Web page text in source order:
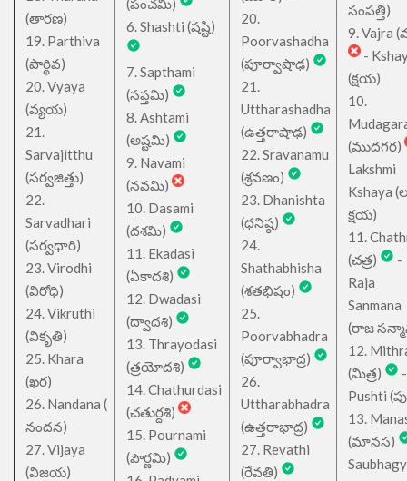
(తారణ)
19. Parthiva
(పార్థివ)
20. Vyaya
(వ్యయ)
21.
Sarvajitthu
(సర్వజిత్తు)
22.
Sarvadhari
(సర్వధారి)
23. Virodhi
(విరోధి)
24. Vikruthi
(వికృతి)
25. Khara
(ఖర)
26. Nandana (
నందన)
27. Vijaya
(విజయ)
(పంచమి)
6. Shashti (షష్టి)
7. Sapthami
(సప్తమి)
8. Ashtami
(అష్టమి)
9. Navami
(నవమి)
10. Dasami
(దశమి)
11. Ekadasi
(ఏకాదశి)
12. Dwadasi
(ద్వాదశి)
13. Thrayodasi
(త్రయోదశి)
14. Chathurdasi
(చతుర్దశి)
15. Pournami
(పౌర్ణమి)
20.
Poorvashadha
(పూర్వాషాఢ)
21.
Uttharashadha
(ఉత్తరాషాఢ)
22. Sravanamu
(శ్రవణం)
23. Dhanishta
(ధనిష్ఠ)
24.
Shathabhisha
(శతభిషం)
25.
Poorvabhadra
(పూర్వాభాద్ర)
26.
Uttharabhadra
(ఉత్తరాభాద్ర)
27. Revathi
(రేవతి)
సంపత్తి)
9. Vajra
-
(క్షయ)
10.
(ముదగర)
Lakshmi
Kshaya
క్షయ)
11.
(చత్ర)
-
Raja
Sanmana
(రాజ
12.
(మిత్ర)
-
Pushti
13.
(మానస)